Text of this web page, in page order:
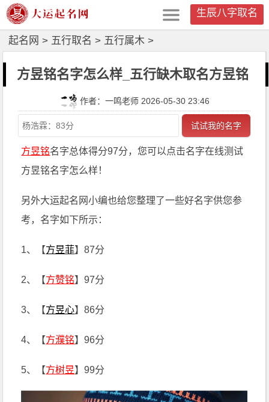
生辰八字取名
起名网 > 五行取名 > 五行属木 >
方昱铭名字怎么样_五行缺木取名方昱铭
作者：一鸣老师 2026-05-30 23:46
试试我的名字
方昱铭名字总体得分97分，您可以点击名字在线测试
方昱铭名字怎么样！
另外大运起名网小编也给您整理了一些好名字供您参
考，名字如下所示：
1、【方昱菲】87分
2、【方赞铭】97分
3、【方昱心】86分
4、【方濮铭】96分
5、【方树昱】99分